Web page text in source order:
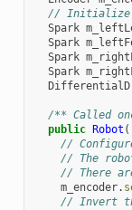
// Initialize
Spark
Spark
Spark
Spark
/** Called
public
Robot
//
// The
// There
m_encoder.
// Invert